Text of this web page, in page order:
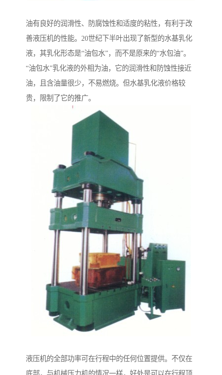
油有良好的润滑性、防腐蚀性和适度的粘性，有利于改
善液压机的性能。20世纪下半叶出现了新型的水基乳化
液，其乳化形态是“油包水”，而不是原来的“水包油”。
“油包水”乳化液的外相为油，它的润滑性和防蚀性接近
油，且含油量很少，不易燃烧。但水基乳化液价格较
贵，限制了它的推广。
液压机的全部功率可在行程中的任何位置提供。不仅在